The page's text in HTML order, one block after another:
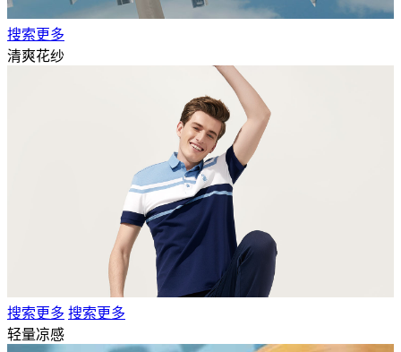
搜索更多
清爽花纱
搜索更多 搜索更多
轻量凉感